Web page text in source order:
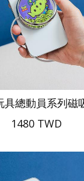
總動員系列磁
1480 TWD